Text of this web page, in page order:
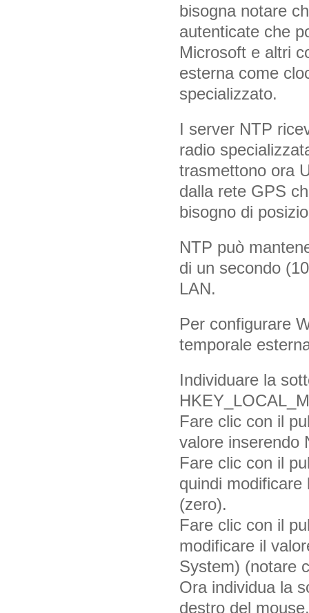
bisogna notare
autenticate che
Microsoft e altri
esterna come
specializzato.
I server NTP
radio
trasmettono ora
dalla rete GPS
bisogno di
NTP può
di un secondo
LAN.
Per configurare
temporale
Individuare la
Fare clic con il
valore inserendo
Fare clic con il
quindi
(zero).
Fare clic con il
modificare il
System) (notare
Ora individua la
destro del